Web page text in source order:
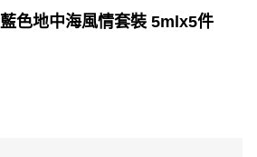
色地中海風情套裝 5mlx5件